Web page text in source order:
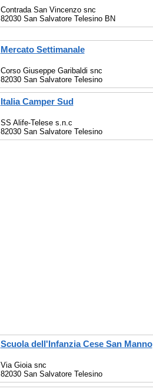
Contrada San Vincenzo snc
82030 San Salvatore Telesino BN
Mercato Settimanale
Corso Giuseppe Garibaldi snc
82030 San Salvatore Telesino
Italia Camper Sud
SS Alife-Telese s.n.c
82030 San Salvatore Telesino
Scuola dell'Infanzia Cese San Manno
Via Gioia snc
82030 San Salvatore Telesino